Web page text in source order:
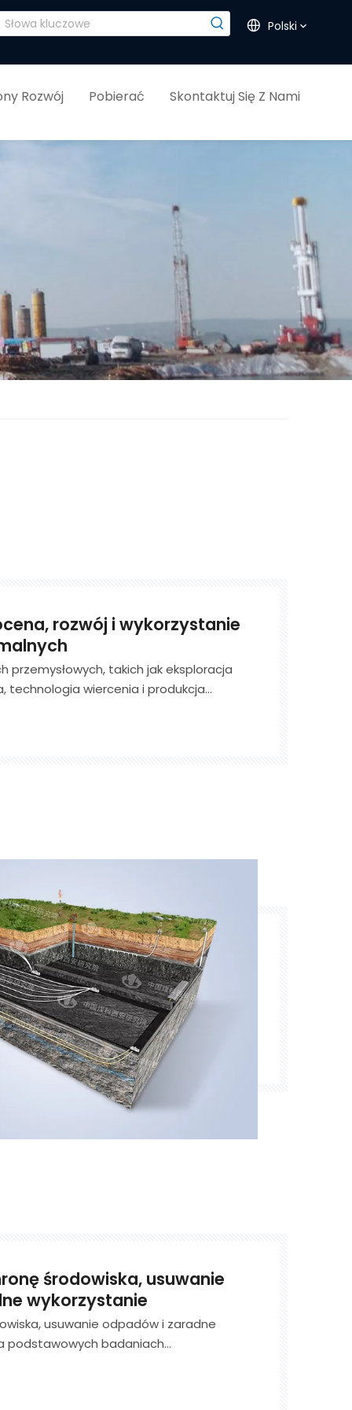
Polski
Rozwój Pobierać Skontaktuj Się Z Nami
rozwój i wykorzystanie
przemysłowych, takich jak eksploracja
technologia wiercenia i produkcja
innowacje technologiczne w
środowiska, usuwanie
wykorzystanie
usuwanie odpadów i zaradne
podstawowych badaniach
technologii, koncentruje się na